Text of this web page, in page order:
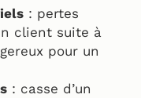
: pertes
client suite à
pour un
: casse d’un